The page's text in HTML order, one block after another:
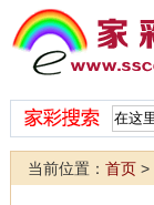
当前位置： 首页 >